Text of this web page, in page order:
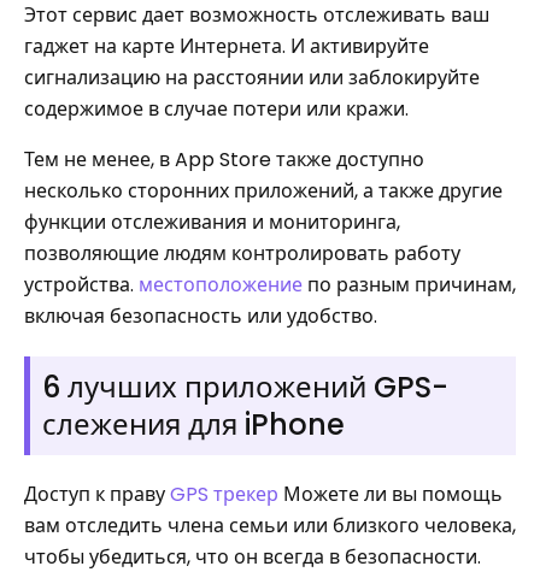
Этот сервис дает возможность отслеживать ваш
гаджет на карте Интернета. И активируйте
сигнализацию на расстоянии или заблокируйте
содержимое в случае потери или кражи.
Тем не менее, в App Store также доступно
несколько сторонних приложений, а также другие
функции отслеживания и мониторинга,
позволяющие людям контролировать работу
устройства. местоположение по разным причинам,
включая безопасность или удобство.
6 лучших приложений GPS-
слежения для iPhone
Доступ к правуGPS трекер Можете ли вы помощь
вам отследить члена семьи или близкого человека,
чтобы убедиться, что он всегда в безопасности.